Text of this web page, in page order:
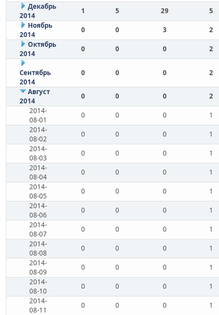
Декабрь
2014
1 5 29
5
Ноябрь
2014
0 0 3
2
Октябрь
2014
0 0 0 2
Сентябрь
2014
0 0 0 2
Август
2014
0 0 0
2
2014-
08-01
0 0 0
1
2014-
08-02
0 0 0
1
2014-
08-03
0 0 0
1
2014-
08-04
0 0 0
1
2014-
08-05
0 0 0
1
2014-
08-06
0 0 0
1
2014-
08-07
0 0 0
1
2014-
08-08
0 0 0
1
2014-
08-09
0 0 0
1
2014-
08-10
0 0 0
1
2014-
08-11
0 0 0
1